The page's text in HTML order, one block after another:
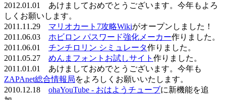
2012.01.01 あけましておめでとうございます。今年もよろ
しくお願いします。
2011.11.29 マリオカート7攻略Wikiがオープンしました！
2011.06.03 ホビロン パスワード強化メーカー作りました。
2011.06.01 チンチロリン シミュレータ作りました。
2011.05.27 めんまフォントお試しサイト 作りました。
2011.01.01 あけましておめでとうございます。今年も
ZAPAnet総合情報局をよろしくお願いいたします。
2010.12.18 ohaYouTube - おはようチューブに新機能を追